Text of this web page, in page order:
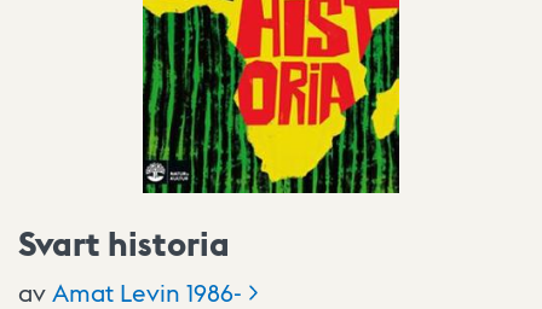
Svart historia
avAmat Levin 1986-